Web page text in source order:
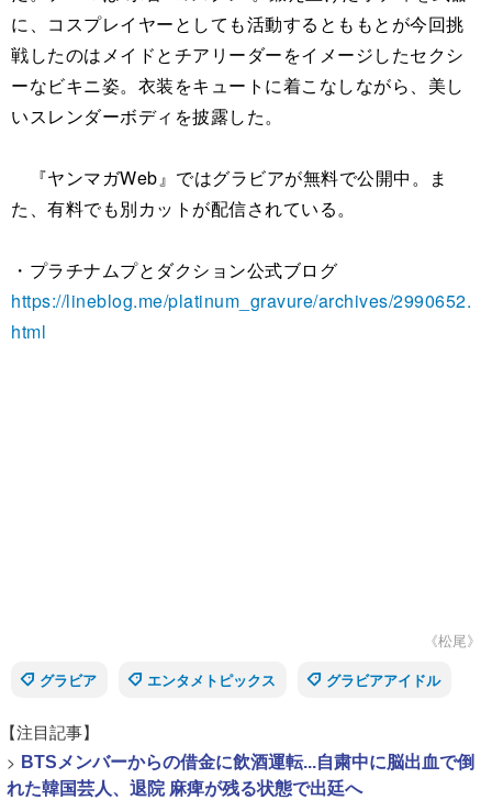
に、コスプレイヤーとしても活動するとももとが今回挑
戦したのはメイドとチアリーダーをイメージしたセクシ
ーなビキニ姿。衣装をキュートに着こなしながら、美し
いスレンダーボディを披露した。
『ヤンマガWeb』ではグラビアが無料で公開中。ま
た、有料でも別カットが配信されている。
・プラチナムプとダクション公式ブログ
https://lineblog.me/platinum_gravure/archives/2990652.
html
《松尾》
グラビア
エンタメトピックス グラビアアイドル
【注目記事】
> BTSメンバーからの借金に飲酒運転...自粛中に脳出血で倒
れた韓国芸人、退院 麻痺が残る状態で出廷へ